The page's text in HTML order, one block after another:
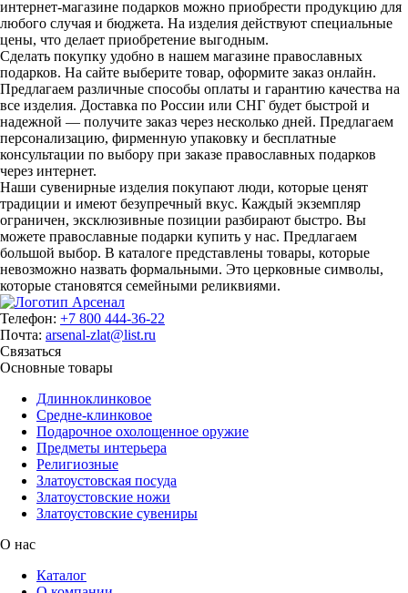
интернет-магазине подарков можно приобрести продукцию для
любого случая и бюджета. На изделия действуют специальные
цены, что делает приобретение выгодным.
Сделать покупку удобно в нашем магазине православных
подарков. На сайте выберите товар, оформите заказ онлайн.
Предлагаем различные способы оплаты и гарантию качества на
все изделия. Доставка по России или СНГ будет быстрой и
надежной — получите заказ через несколько дней. Предлагаем
персонализацию, фирменную упаковку и бесплатные
консультации по выбору при заказе православных подарков
через интернет.
Наши сувенирные изделия покупают люди, которые ценят
традиции и имеют безупречный вкус. Каждый экземпляр
ограничен, эксклюзивные позиции разбирают быстро. Вы
можете православные подарки купить у нас. Предлагаем
большой выбор. В каталоге представлены товары, которые
невозможно назвать формальными. Это церковные символы,
которые становятся семейными реликвиями.
Телефон: +7 800 444-36-22
Почта: arsenal-zlat@list.ru
Связаться
Основные товары
Длинноклинковое
Средне-клинковое
Подарочное охолощенное оружие
Предметы интерьера
Религиозные
Златоустовская посуда
Златоустовские ножи
Златоустовские сувениры
О нас
Каталог